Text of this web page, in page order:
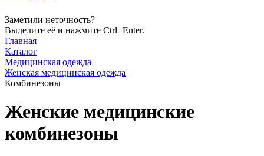
Заметили неточность?
Выделите её и нажмите Ctrl+Enter.
Главная
Каталог
Медицинская одежда
Женская медицинская одежда
Комбинезоны
Женские медицинские
комбинезоны